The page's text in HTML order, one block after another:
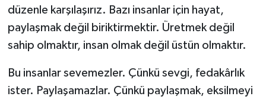
düzenle karşılaşırız. Bazı insanlar için hayat,
paylaşmak değil biriktirmektir. Üretmek değil
sahip olmaktır, insan olmak değil üstün olmaktır.
Bu insanlar sevemezler. Çünkü sevgi, fedakârlık
ister. Paylaşamazlar. Çünkü paylaşmak, eksilmeyi